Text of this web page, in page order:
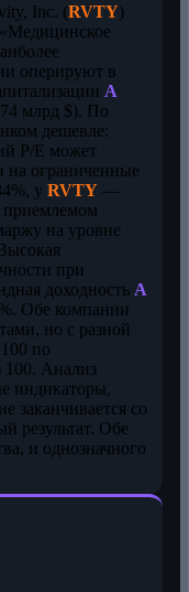
Inc. (RVTY)
оперируют в
A
млрд $). По
дешевле:
P/E может
на ограниченные
у RVTY —
приемлемом
на уровне
при
доходность A
Обе компании
но с разной
по
Анализ
индикаторы,
заканчивается со
результат. Обе
и однозначного